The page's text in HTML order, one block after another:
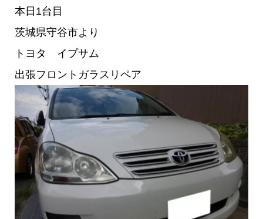
本日1台目
茨城県守谷市より
トヨタ イプサム
出張フロントガラスリペア